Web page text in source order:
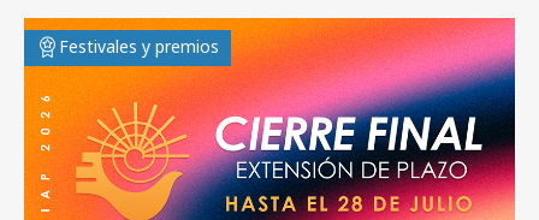
Festivales y premios